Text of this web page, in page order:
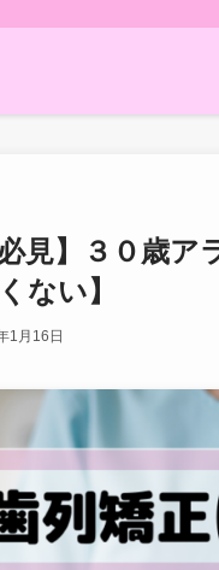
見】３０歳
ない】
1月16日